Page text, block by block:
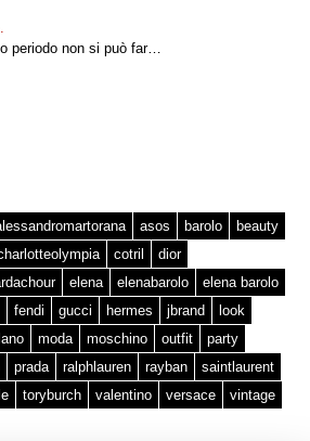
periodo non si può far…
asos barolo
beauty
cotril
dior
elena elenabarolo
elena barolo
fendi gucci hermes jbrand
look
moda moschino outfit
party
prada ralphlauren rayban
saintlaurent
toryburch valentino versace
vintage